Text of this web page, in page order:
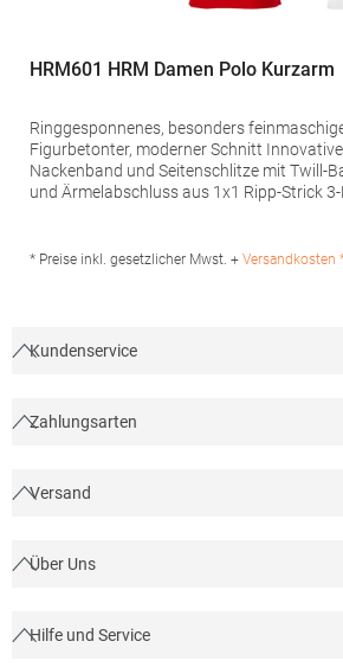
HRM601 HRM Damen Polo Kurzarm
Ringgesponnenes, besonders
Figurbetonter, moderner Schnitt Innovative Kragenlösung
Nackenband und Seitenschlitze mit Twill-Band
und Ärmelabschluss aus 1x1 Ripp-Strick 3-Knopfleiste mit HRM-
waschbarTrockner geeignetGrammatur:
textil.de
* Preise inkl. gesetzlicher Mwst. + Versandkosten
Kundenservice
Zahlungsarten
Versand
Über Uns
Hilfe und Service